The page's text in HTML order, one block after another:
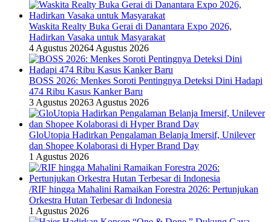
Waskita Realty Buka Gerai di Danantara Expo 2026,
Hadirkan Vasaka untuk Masyarakat
4 Agustus 20264 Agustus 2026
BOSS 2026: Menkes Soroti Pentingnya Deteksi Dini Hadapi
474 Ribu Kasus Kanker Baru
3 Agustus 20263 Agustus 2026
GloUtopia Hadirkan Pengalaman Belanja Imersif, Unilever
dan Shopee Kolaborasi di Hyper Brand Day
1 Agustus 2026
/RIF hingga Mahalini Ramaikan Forestra 2026: Pertunjukan
Orkestra Hutan Terbesar di Indonesia
1 Agustus 2026